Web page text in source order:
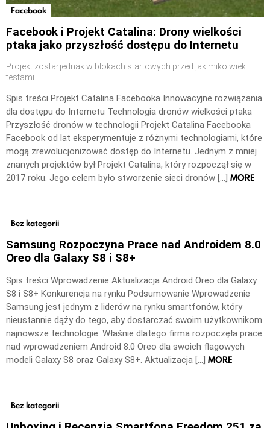
Facebook
Facebook i Projekt Catalina: Drony wielkości
ptaka jako przyszłość dostępu do Internetu
Projekt został jednak w blokach startowych przed jakimikolwiek
testami
Spis treści Projekt Catalina Facebooka Innowacyjne rozwiązania
dla dostępu do Internetu Technologia dronów wielkości ptaka
Przyszłość dronów w technologii Projekt Catalina Facebooka
Facebook od lat eksperymentuje z różnymi technologiami, które
mogą zrewolucjonizować dostęp do Internetu. Jednym z mniej
znanych projektów był Projekt Catalina, który rozpoczął się w
2017 roku. Jego celem było stworzenie sieci dronów […] MORE
Bez kategorii
Samsung Rozpoczyna Prace nad Androidem 8.0
Oreo dla Galaxy S8 i S8+
Spis treści Wprowadzenie Aktualizacja Android Oreo dla Galaxy
S8 i S8+ Konkurencja na rynku Podsumowanie Wprowadzenie
Samsung jest jednym z liderów na rynku smartfonów, który
nieustannie dąży do tego, aby dostarczać swoim użytkownikom
najnowsze technologie. Właśnie dlatego firma rozpoczęła prace
nad wprowadzeniem Android 8.0 Oreo dla swoich flagowych
modeli Galaxy S8 oraz Galaxy S8+. Aktualizacja […] MORE
Bez kategorii